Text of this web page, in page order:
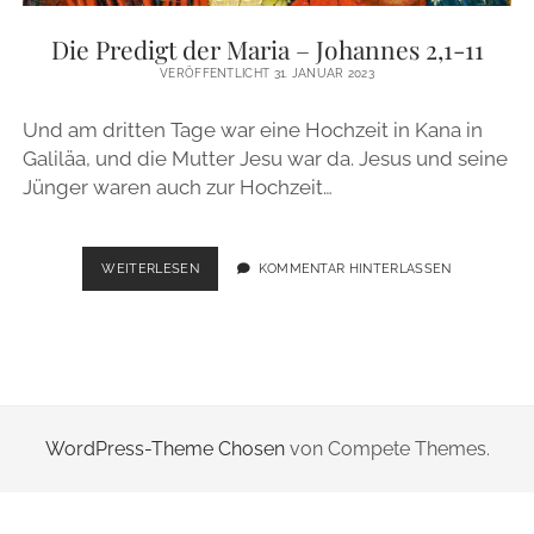
instagram
email
Die Predigt der Maria – Johannes 2,1-11
VERÖFFENTLICHT 31. JANUAR 2023
Und am dritten Tage war eine Hochzeit in Kana in
Galiläa, und die Mutter Jesu war da. Jesus und seine
Jünger waren auch zur Hochzeit…
WEITERLESENDIE
PREDIGT
KOMMENTAR HINTERLASSEN
WordPress-Theme Chosenvon Compete Themes.